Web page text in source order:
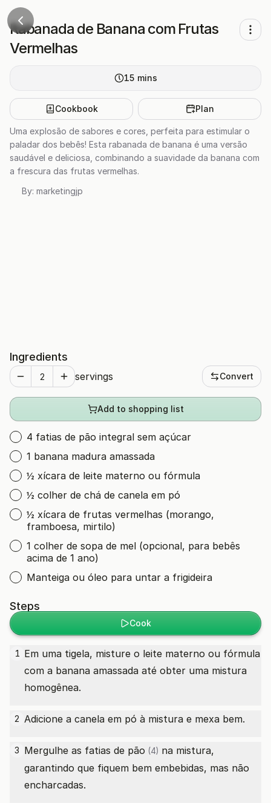
Rabanada de Banana com Frutas
Vermelhas
15 mins
Cookbook Plan
Uma explosão de sabores e cores, perfeita para estimular o
paladar dos bebês! Esta rabanada de banana é uma versão
saudável e deliciosa, combinando a suavidade da banana com
a frescura das frutas vermelhas.
By: marketingjp
Ingredients
servings Convert
Add to shopping list
4 fatias de pão integral sem açúcar
1 banana madura amassada
½ xícara de leite materno ou fórmula
½ colher de chá de canela em pó
½ xícara de frutas vermelhas (morango,
framboesa, mirtilo)
1 colher de sopa de mel (opcional, para bebês
acima de 1 ano)
Manteiga ou óleo para untar a frigideira
Steps
Cook
1 Em uma tigela, misture o leite materno ou fórmula
com a banana amassada até obter uma mistura
homogênea.
2 Adicione a canela em pó à mistura e mexa bem.
3 Mergulhe as fatias de pão (4) na mistura,
garantindo que fiquem bem embebidas, mas não
encharcadas.